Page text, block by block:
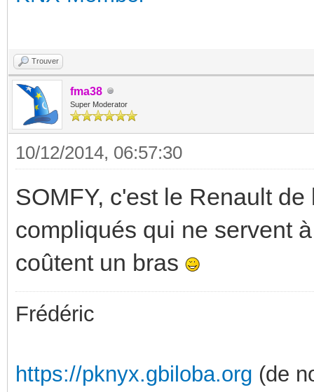
Trouver
fma38
Super Moderator
10/12/2014, 06:57:30
SOMFY, c'est le Renault
compliqués qui ne servent
coûtent un bras
Frédéric
https://pknyx.gbiloba.org (de